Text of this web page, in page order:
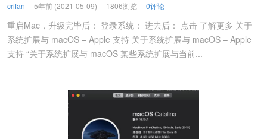
crifan 5年前 (2021-05-09) 1806浏览 0评论
重启Mac，升级完毕后： 登录系统： 进去后： 点击 了解更多 关于
系统扩展与 macOS – Apple 支持 关于系统扩展与 macOS – Apple
支持 “关于系统扩展与 macOS 某些系统扩展与当前...